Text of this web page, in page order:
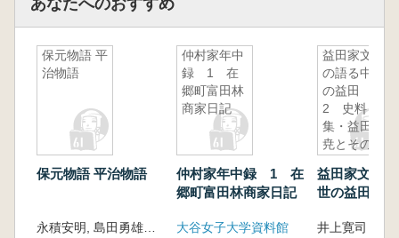
あなたへのおすすめ
保元物語 平
治物語
保元物語 平治物語
仲村家年中
録 1 在
郷町富田林
商家日記
仲村家年中録 1 在
郷町富田林商家日記
大谷女子大学資料館
益田家文書
の語る中世
の益田
2 史料
集・益田兼
尭とその時
益田家文書
世の益田 2
時代
井上寛司 岡